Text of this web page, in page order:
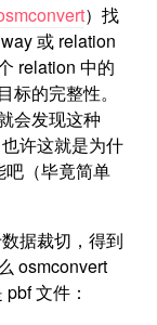
）找
或 relation
relation 中的
的完整性。
会发现这种
许这就是为什
吧（毕竟简单
据裁切，得到
osmconvert
文件：